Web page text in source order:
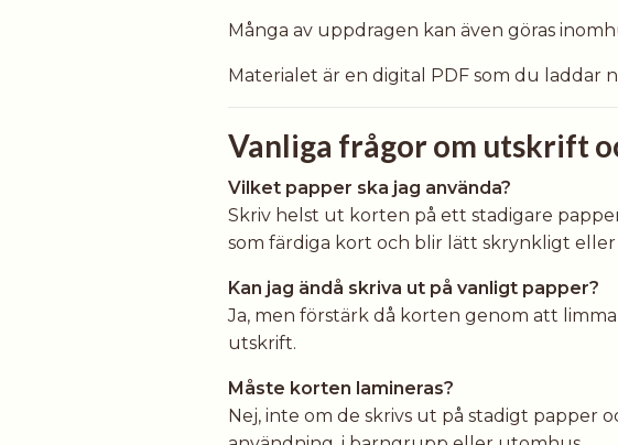
Många av uppdragen kan även göras
Materialet är en digital PDF som du laddar
Vanliga frågor om utskrift
Vilket papper ska jag använda?
Skriv helst ut korten på ett stadigare
som färdiga kort och blir lätt skrynkligt eller
Kan jag ändå skriva ut på vanligt papper?
Ja, men förstärk då korten genom att
utskrift.
Måste korten lamineras?
Nej, inte om de skrivs ut på stadigt papper